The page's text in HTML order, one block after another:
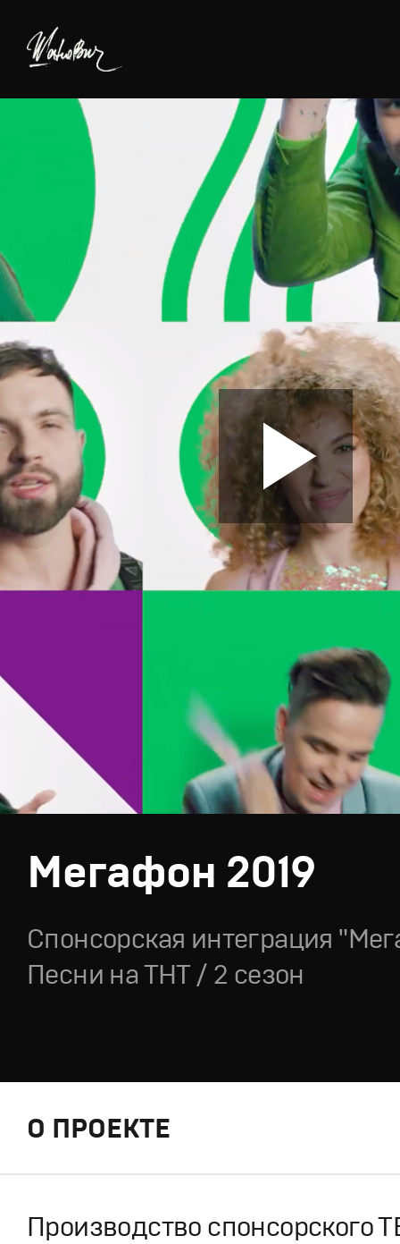
Мегафон 2019
Спонсорская интеграция
Песни на ТНТ / 2 сезон
О ПРОЕКТЕ
Производство спонсорского